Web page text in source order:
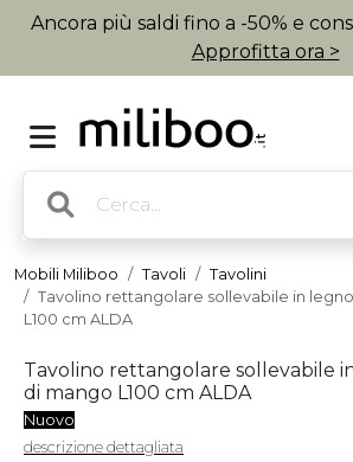
Ancora più saldi fino a -50% e
Approfitta ora >
Mobili Miliboo Tavoli
Tavolini
Tavolino rettangolare sollevabile in
L100 cm ALDA
Tavolino rettangolare sollevabile
di mango L100 cm ALDA
Nuovo
descrizione dettagliata